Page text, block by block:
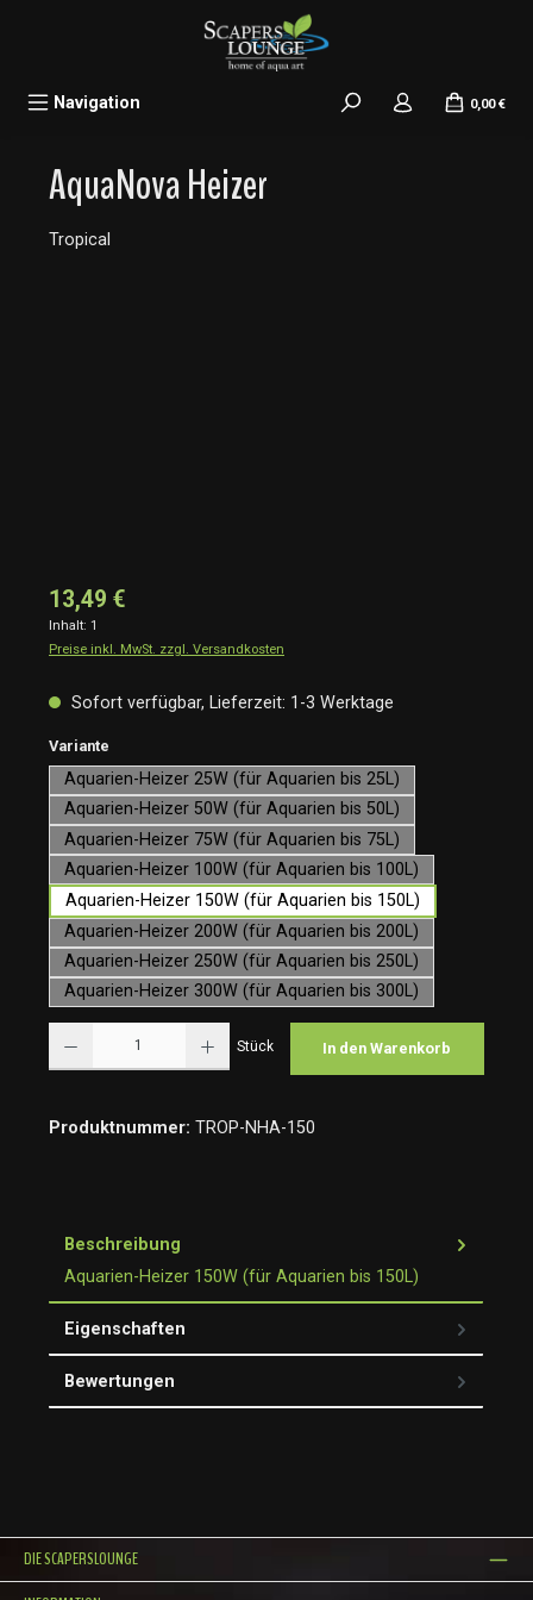
Navigation 0,00 €
AquaNova Heizer
Tropical
13,49 €
Inhalt: 1
Preise inkl. MwSt. zzgl. Versandkosten
Sofort verfügbar, Lieferzeit: 1-3 Werktage
Variante
Aquarien-Heizer 25W (für Aquarien bis 25L)
Aquarien-Heizer 50W (für Aquarien bis 50L)
Aquarien-Heizer 75W (für Aquarien bis 75L)
Aquarien-Heizer 100W (für Aquarien bis 100L)
Aquarien-Heizer 150W (für Aquarien bis 150L)
Aquarien-Heizer 200W (für Aquarien bis 200L)
Aquarien-Heizer 250W (für Aquarien bis 250L)
Aquarien-Heizer 300W (für Aquarien bis 300L)
Stück In den Warenkorb
Produktnummer: TROP-NHA-150
Beschreibung
Aquarien-Heizer 150W (für Aquarien bis 150L)
Eigenschaften
Bewertungen
DIE SCAPERSLOUNGE